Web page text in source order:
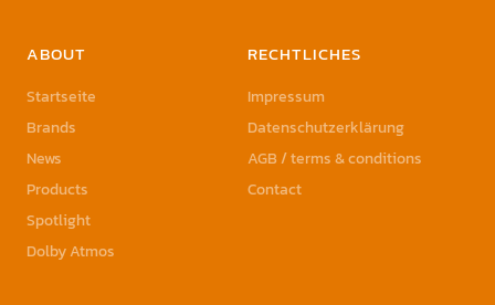
ABOUT
Startseite
Brands
News
Products
Spotlight
Dolby Atmos
RECHTLICHES
Impressum
Datenschutzerklärung
AGB / terms & conditions
Contact